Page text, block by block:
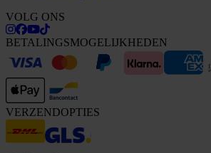
VOLG ONS
BETALINGSMOGELIJKHEDEN
VERZENDOPTIES